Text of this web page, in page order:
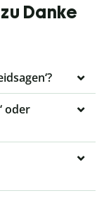
Danke
oder